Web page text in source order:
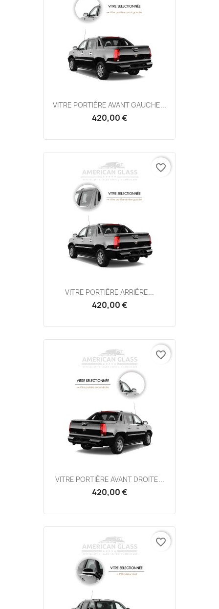
VITRE PORTIÈRE AVANT GAUCHE...
420,00 €
VITRE PORTIÈRE ARRIÈRE...
420,00 €
favorite_border
VITRE PORTIÈRE AVANT DROITE...
420,00 €
favorite_border
favorite_border